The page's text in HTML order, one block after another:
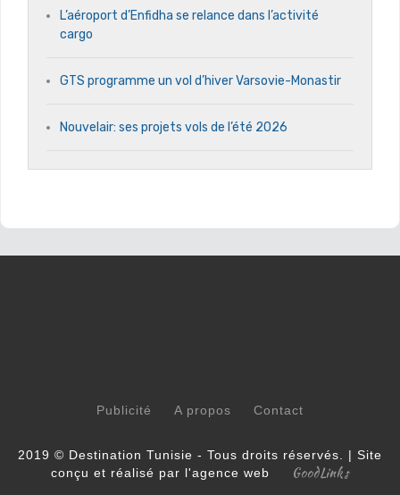
L’aéroport d’Enfidha se relance dans l’activité
cargo
GTS programme un vol d’hiver Varsovie-Monastir
Nouvelair: ses projets vols de l’été 2026
Publicité A propos Contact
2019 © Destination Tunisie - Tous droits réservés. | Site
conçu et réalisé par l'agence web
GoodLinks